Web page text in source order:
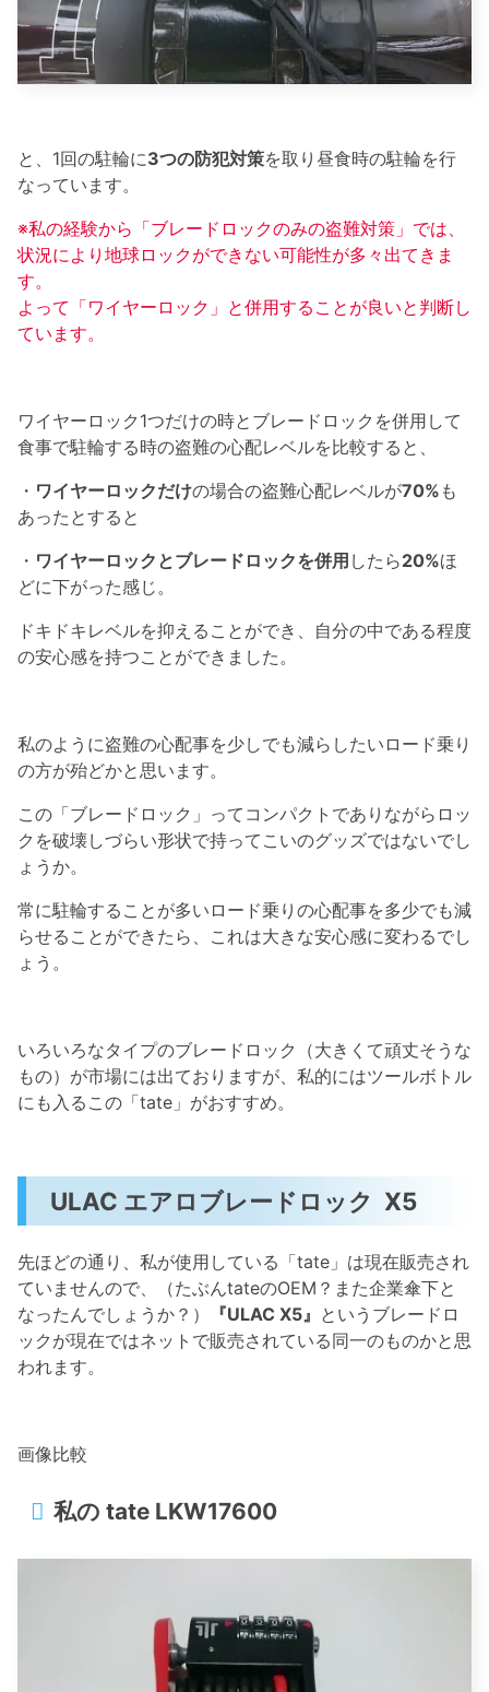
と、1回の駐輪に3つの防犯対策を取り昼食時の駐輪を行
なっています。
※私の経験から「ブレードロックのみの盗難対策」では、
状況により地球ロックができない可能性が多々出てきま
す。
よって「ワイヤーロック」と併用することが良いと判断し
ています。
ワイヤーロック1つだけの時とブレードロックを併用して
食事で駐輪する時の盗難の心配レベルを比較すると、
・ ワイヤーロックだけの場合の盗難心配レベルが70% も
あったとすると
・ ワイヤーロックとブレードロックを併用 したら20%ほ
どに下がった感じ。
ドキドキレベルを抑えることができ、自分の中である程度
の安心感を持つことができました。
私のように盗難の心配事を少しでも減らしたいロード乗り
の方が殆どかと思います。
この「ブレードロック」ってコンパクトでありながらロッ
クを破壊しづらい形状で持ってこいのグッズではないでし
ょうか。
常に駐輪することが多いロード乗りの心配事を多少でも減
らせることができたら、これは大きな安心感に変わるでし
ょう。
いろいろなタイプのブレードロック（大きくて頑丈そうな
もの）が市場には出ておりますが、私的にはツールボトル
にも入るこの「tate」がおすすめ。
ULAC エアロブレードロック X5
先ほどの通り、私が使用している「tate」は現在販売され
ていませんので、（たぶんtateのOEM？また企業傘下と
なったんでしょうか？）
『ULAC X5』 というブレードロ
ックが現在ではネットで販売されている同一のものかと思
われます。
画像比較
私の tate LKW17600